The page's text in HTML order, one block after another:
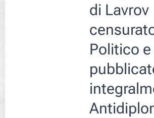
di Lavrov
Politico e